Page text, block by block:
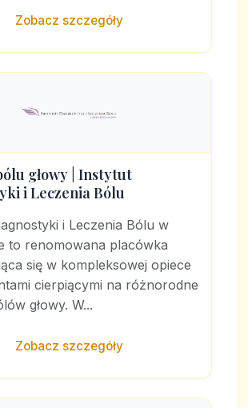
Zobacz szczegóły
głowy | Instytut
i Leczenia Bólu
i Leczenia Bólu w
to renomowana placówka
się w kompleksowej opiece
cierpiącymi na różnorodne
głowy. W...
Zobacz szczegóły